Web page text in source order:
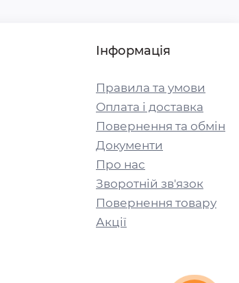
Інформація
Правила та умови
Оплата і доставка
Повернення та обмін
Документи
Про нас
Зворотній зв'язок
Повернення товару
Акції